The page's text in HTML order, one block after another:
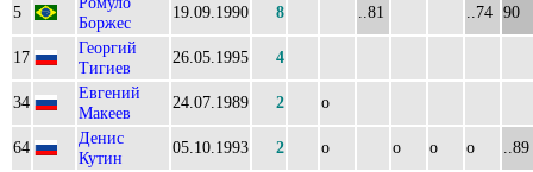
5
Боржес
19.09.1990 8 ..81 ..74 90
17
Георгий
Тигиев
26.05.1995 4
34
Евгений
Макеев
24.07.1989 2 о
64
Денис
Кутин
05.10.1993 2 о о о о ..89